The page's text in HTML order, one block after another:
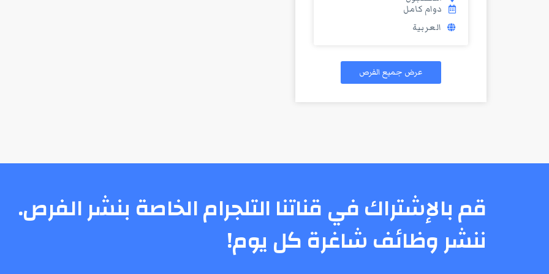
دوام كامل
العربية
عرض جميع الفرص
قم بالإشتراك في قناتنا التلجرام الخاصة بنشر الفرص.
ننشر وظائف شاغرة كل يوم!